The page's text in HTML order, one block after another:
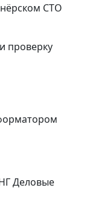
СТО
проверку
Деловые